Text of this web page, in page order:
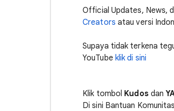
Official Updates, News,
Creators atau versi
Supaya tidak terkena
YouTube klik di sini
Klik tombol Kudos dan
Di sini Bantuan